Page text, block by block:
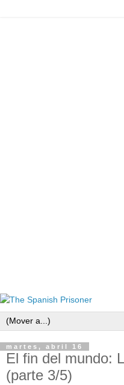
martes, abril 16
El fin del mundo:
(parte 3/5)